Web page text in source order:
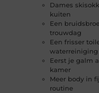
Dames
kuiten
Een
trouwdag
Een frisser
waterreiniging
Eerst je galm
kamer
Meer body in
routine